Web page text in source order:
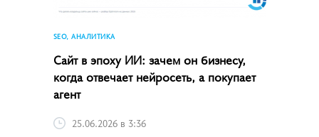
SEO, АНАЛИТИКА
Сайт в эпоху ИИ: зачем он бизнесу,
когда отвечает нейросеть, а покупает
агент
25.06.2026 в 3:36